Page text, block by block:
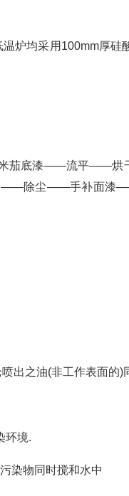
炉均采用100mm厚
茄底漆——流平——
除尘——手补面漆
出之油(非工作表面的)
环境.
染物同时搅和水中